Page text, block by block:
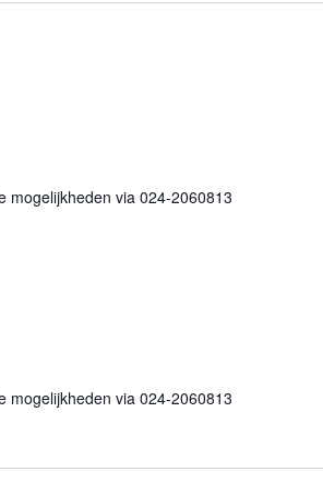
mogelijkheden via 024-2060813
mogelijkheden via 024-2060813